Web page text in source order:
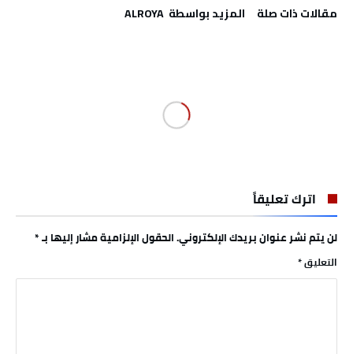
‫مقالات ذات صلة‬ ‫‫المزيد بواسطة‬ ‬ ALROYA
اترك تعليقاً
لن يتم نشر عنوان بريدك الإلكتروني.الحقول الإلزامية مشار إليها بـ*
التعليق*